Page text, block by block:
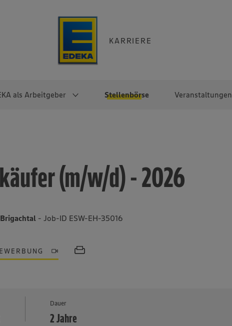
KARRIERE
als Arbeitgeber Stellenbörse Veranstaltungen
Direkteinstieg
Noch Fragen?
Selbstständig mit EDEKA
EDEKA-Zentrale
EDEKA Fruchtkontor
EDEKA-
Regionalgesellschaften
(m/w/d) - 2026
- Job-ID ESW-EH-35016
Dauer
2 Jahre